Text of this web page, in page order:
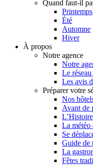
Quand faut-il
Printemps
Été
Automne
Hiver
À propos
Notre agence
Notre
Le
Les avis
Préparer votre
Nos
Avant de
La météo
Se
Guide de
La
Fêtes